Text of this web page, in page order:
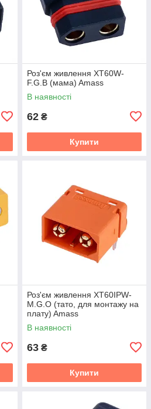
Роз'єм живлення XT60W-
F.G.B (мама) Amass
В наявності
62 ₴
Купити
Роз'єм живлення XT60IPW-
M.G.O (тато, для монтажу на
плату) Amass
В наявності
63 ₴
Купити